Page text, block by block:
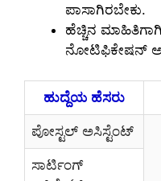
ಪಾಸಾಗಿರಬೇಕು.
ಹೆಚ್ಚಿನ
ನೋಟಿಫಿಕೇಷನ್
ಹುದ್ದೆಯ ಹೆಸರು
ಪೋಸ್ಟಲ್ ಅಸಿಸ್ಟೆಂಟ್
ಸಾರ್ಟಿಂಗ್